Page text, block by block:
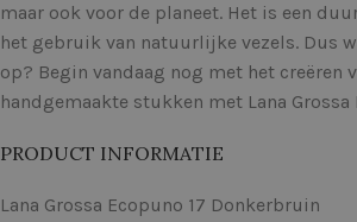
maar ook voor de planeet. Het is een
het gebruik van natuurlijke vezels. Dus
op? Begin vandaag nog met het creëren
handgemaakte stukken met Lana Grossa
PRODUCT INFORMATIE
Lana Grossa Ecopuno 17 Donkerbruin